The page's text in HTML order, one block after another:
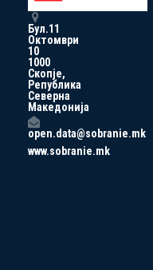
Бул.11
Октомври
10
1000
Скопје,
Република
Северна
Македонија
open.data@sobranie.mk
www.sobranie.mk